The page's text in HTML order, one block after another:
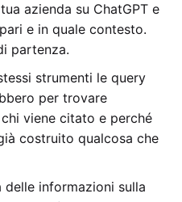
azienda su ChatGPT e
e in quale contesto.
partenza.
strumenti le query
per trovare
viene citato e perché
costruito qualcosa che
informazioni sulla